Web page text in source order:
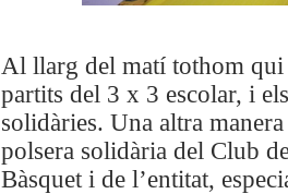
Al llarg del matí tothom qui
partits del 3 x 3 escolar, i
solidàries. Una altra
polsera solidària del Club
Bàsquet i de l’entitat,